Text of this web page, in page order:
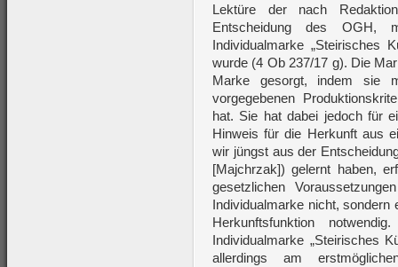
Lektüre der nach
Entscheidung des OGH,
Individualmarke „Steirisches
wurde (4 Ob 237/17 g). Die
Marke gesorgt, indem sie
vorgegebenen
hat. Sie hat dabei jedoch für
Hinweis für die Herkunft aus
wir jüngst aus der
[Majchrzak]) gelernt haben,
gesetzlichen
Individualmarke nicht,
Herkunftsfunktion
Individualmarke „Steirisches
allerdings am